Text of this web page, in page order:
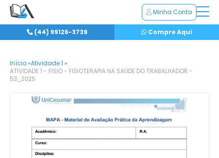
Minha Conta
(44) 99126-3739 Compre Aqui
Início »Atividade 1 »
ATIVIDADE 1 - FISIO - FISIOTERAPIA NA SAÚDE DO TRABALHADOR -
53_2025